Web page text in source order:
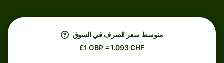
متوسط ​​سعر الصرف في السوق
£1 GBP = 1.093 CHF